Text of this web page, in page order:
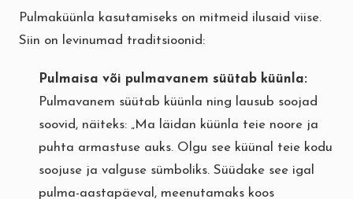
Pulmaküünla kasutamiseks on mitmeid ilusaid viise.
Siin on levinumad traditsioonid:
Pulmaisa või pulmavanem süütab küünla:
Pulmavanem süütab küünla ning lausub soojad
soovid, näiteks: „Ma läidan küünla teie noore ja
puhta armastuse auks. Olgu see küünal teie kodu
soojuse ja valguse sümboliks. Süüdake see igal
pulma-aastapäeval, meenutamaks koos